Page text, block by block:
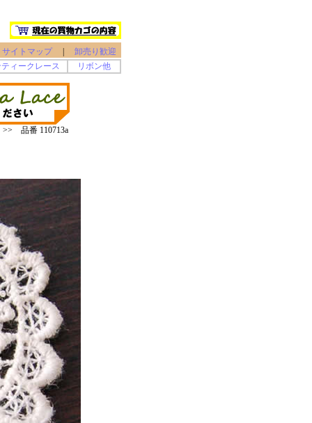
イトマップ| 卸売り歓迎
ィークレース
リボン他
品番 110713a